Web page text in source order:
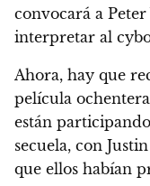
convocará a
interpretar al
Ahora, hay que
película
están
secuela, con
que ellos habían